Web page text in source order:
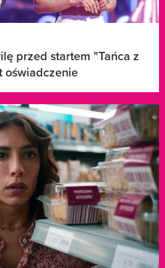
przed startem "Tańca z
oświadczenie